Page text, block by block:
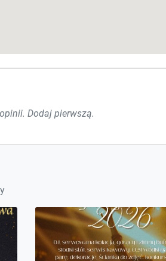
Dodaj pierwszą.